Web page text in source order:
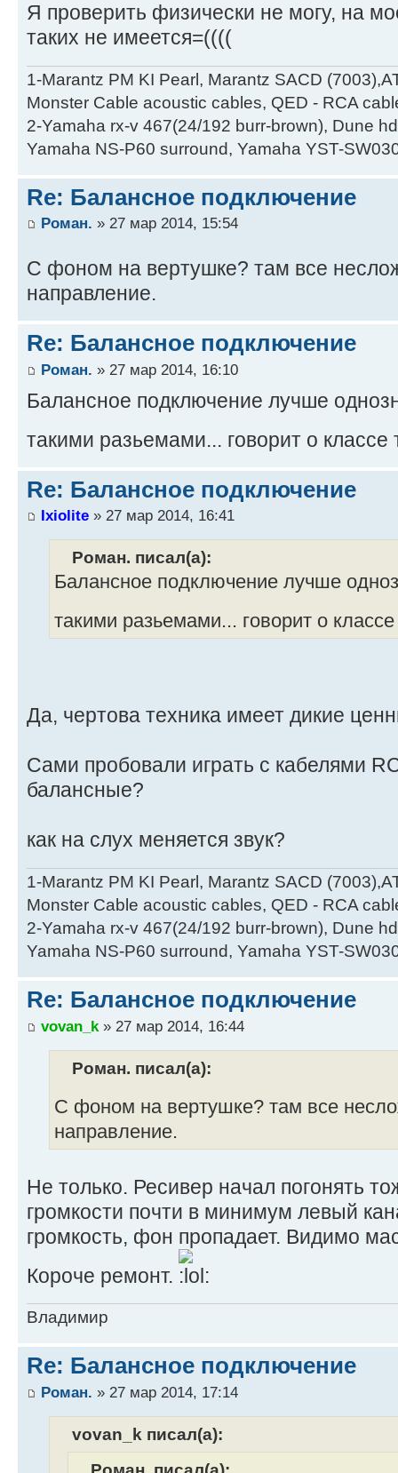
Я проверить физически не могу, на
таких не имеется=((((
1-Marantz PM KI Pearl, Marantz SACD
Monster Cable acoustic cables, QED - RCA
2-Yamaha rx-v 467(24/192 burr-brown), Dune
Yamaha NS-P60 surround, Yamaha YST-
Re: Балансное подключение
Роман. » 27 мар 2014, 15:54
С фоном на вертушке? там все
направление.
Re: Балансное подключение
Роман. » 27 мар 2014, 16:10
Балансное подключение лучше
такими разьемами... говорит о классе
Re: Балансное подключение
Ixiolite » 27 мар 2014, 16:41
Роман. писал(а):
Балансное подключение лучше
такими разьемами... говорит о
Да, чертова техника имеет дикие
Сами пробовали играть с кабелями
балансные?
как на слух меняется звук?
1-Marantz PM KI Pearl, Marantz SACD
Monster Cable acoustic cables, QED - RCA
2-Yamaha rx-v 467(24/192 burr-brown), Dune
Yamaha NS-P60 surround, Yamaha YST-
Re: Балансное подключение
vovan_k » 27 мар 2014, 16:44
Роман. писал(а):
С фоном на вертушке? там все
направление.
Не только. Ресивер начал погонять
громкости почти в минимум левый
громкость, фон пропадает. Видимо
Короче ремонт.
Владимир
Re: Балансное подключение
Роман. » 27 мар 2014, 17:14
vovan_k писал(а):